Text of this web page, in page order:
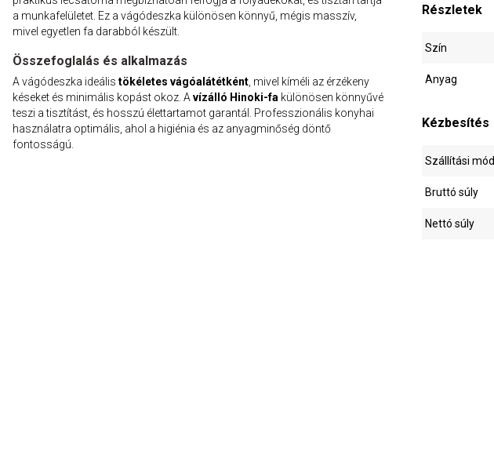
a munkafelületet. Ez a vágódeszka különösen könnyű, mégis masszív,
mivel egyetlen fa darabból készült.
Összefoglalás és alkalmazás
A vágódeszka ideális tökéletes vágóalátétként , mivel kíméli az érzékeny
késeket és minimális kopást okoz. A vízálló Hinoki-fa különösen könnyűvé
teszi a tisztítást, és hosszú élettartamot garantál. Professzionális konyhai
használatra optimális, ahol a higiénia és az anyagminőség döntő
fontosságú.
Részletek
Szín
Anyag
Kézbesítés
Szállítási mód
Bruttó súly
Nettó súly